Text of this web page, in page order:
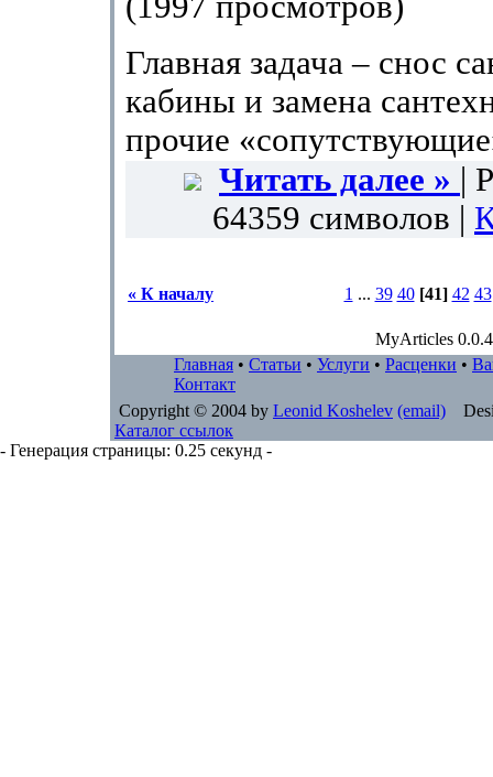
Главная задача – снос
кабины и замена
прочие
Читать далее »
|
64359 символов |
« К началу 1 ... 39 40 [41] 42 43
MyArticles
Главная • Статьи • Услуги • Расценки •
Контакт
Copyright © 2004 by Leonid Koshelev (email)
Каталог ссылок
- Генерация страницы: 0.25 секунд -